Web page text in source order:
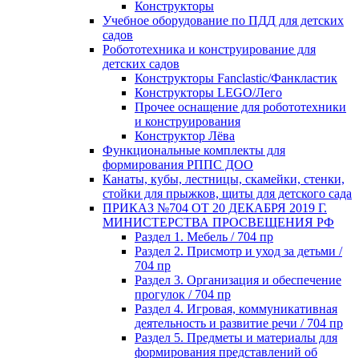
Конструкторы
Учебное оборудование по ПДД для детских
садов
Робототехника и конструирование для
детских садов
Конструкторы Fanclastic/Фанкластик
Конструкторы LEGO/Лего
Прочее оснащение для робототехники
и конструирования
Конструктор Лёва
Функциональные комплекты для
формирования РППС ДОО
Канаты, кубы, лестницы, скамейки, стенки,
стойки для прыжков, щиты для детского сада
ПРИКАЗ №704 ОТ 20 ДЕКАБРЯ 2019 Г.
МИНИСТЕРСТВА ПРОСВЕЩЕНИЯ РФ
Раздел 1. Мебель / 704 пр
Раздел 2. Присмотр и уход за детьми /
704 пр
Раздел 3. Организация и обеспечение
прогулок / 704 пр
Раздел 4. Игровая, коммуникативная
деятельность и развитие речи / 704 пр
Раздел 5. Предметы и материалы для
формирования представлений об